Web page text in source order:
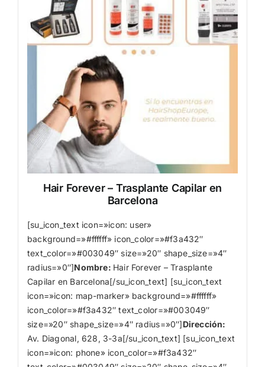
Hair Forever – Trasplante Capilar en
Barcelona
[su_icon_text icon=»icon: user»
background=»#ffffff» icon_color=»#f3a432″
text_color=»#003049″ size=»20″ shape_size=»4″
radius=»0″]Nombre: Hair Forever – Trasplante
Capilar en Barcelona[/su_icon_text] [su_icon_text
icon=»icon: map-marker» background=»#ffffff»
icon_color=»#f3a432″ text_color=»#003049″
size=»20″ shape_size=»4″ radius=»0″]Dirección:
Av. Diagonal, 628, 3-3a[/su_icon_text] [su_icon_text
icon=»icon: phone» icon_color=»#f3a432″